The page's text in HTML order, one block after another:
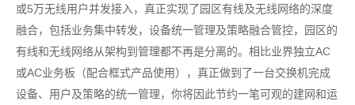
或5万无线用户并发接入，真正实现了园区有线及无线网络的深度
融合，包括业务集中转发，设备统一管理及策略融合管控，园区的
有线和无线网络从架构到管理都不再是分离的。相比业界独立AC
或AC业务板（配合框式产品使用），真正做到了一台交换机完成
设备、用户及策略的统一管理，你将因此节约一笔可观的建网和运